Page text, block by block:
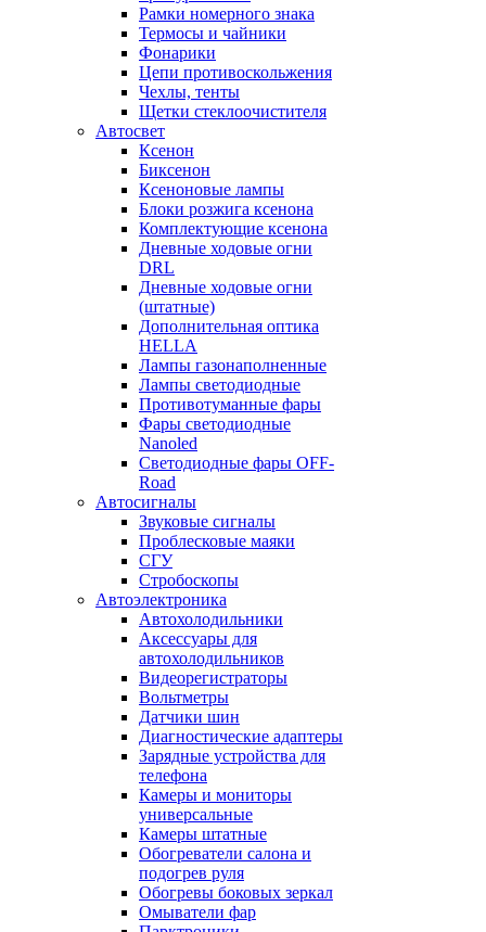
Рамки номерного знака
Термосы и чайники
Фонарики
Цепи противоскольжения
Чехлы, тенты
Щетки стеклоочистителя
Автосвет
Ксенон
Биксенон
Ксеноновые лампы
Блоки розжига ксенона
Комплектующие ксенона
Дневные ходовые огни
DRL
Дневные ходовые огни
(штатные)
Дополнительная оптика
HELLA
Лампы газонаполненные
Лампы светодиодные
Противотуманные фары
Фары светодиодные
Nanoled
Светодиодные фары OFF-
Road
Автосигналы
Звуковые сигналы
Проблесковые маяки
СГУ
Стробоскопы
Автоэлектроника
Автохолодильники
Аксессуары для
автохолодильников
Видеорегистраторы
Вольтметры
Датчики шин
Диагностические адаптеры
Зарядные устройства для
телефона
Камеры и мониторы
универсальные
Камеры штатные
Обогреватели салона и
подогрев руля
Обогревы боковых зеркал
Омыватели фар